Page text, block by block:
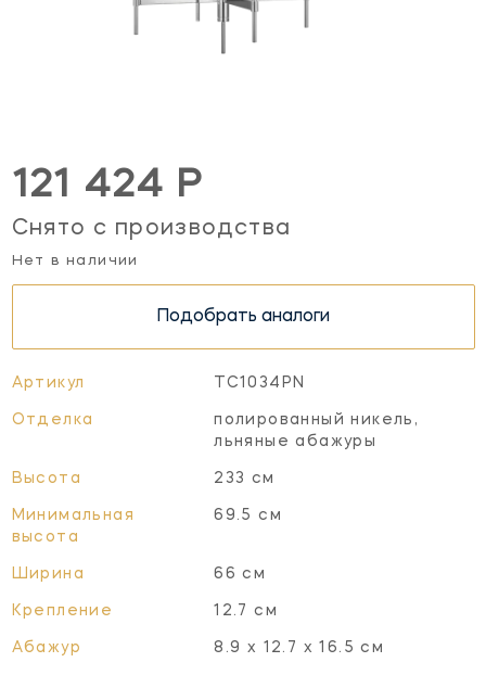
121 424 Р
Снято с производства
Нет в наличии
Подобрать аналоги
Артикул TC1034PN
Отделка
полированный никель,
льняные абажуры
Высота 233 см
Минимальная
высота
69.5 см
Ширина 66 см
Крепление 12.7 см
Абажур 8.9 х 12.7 х 16.5 см